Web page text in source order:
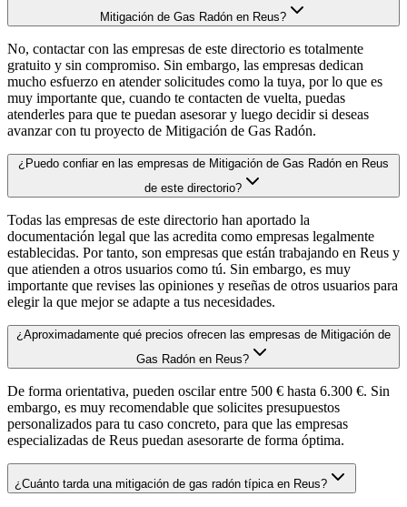
Mitigación de Gas Radón en Reus?
No, contactar con las empresas de este directorio es totalmente
gratuito y sin compromiso. Sin embargo, las empresas dedican
mucho esfuerzo en atender solicitudes como la tuya, por lo que es
muy importante que, cuando te contacten de vuelta, puedas
atenderles para que te puedan asesorar y luego decidir si deseas
avanzar con tu proyecto de Mitigación de Gas Radón.
¿Puedo confiar en las empresas de Mitigación de Gas Radón en Reus
de este directorio?
Todas las empresas de este directorio han aportado la
documentación legal que las acredita como empresas legalmente
establecidas. Por tanto, son empresas que están trabajando en Reus y
que atienden a otros usuarios como tú. Sin embargo, es muy
importante que revises las opiniones y reseñas de otros usuarios para
elegir la que mejor se adapte a tus necesidades.
¿Aproximadamente qué precios ofrecen las empresas de Mitigación de
Gas Radón en Reus?
De forma orientativa, pueden oscilar entre 500 € hasta 6.300 €. Sin
embargo, es muy recomendable que solicites presupuestos
personalizados para tu caso concreto, para que las empresas
especializadas de Reus puedan asesorarte de forma óptima.
¿Cuánto tarda una mitigación de gas radón típica en Reus?